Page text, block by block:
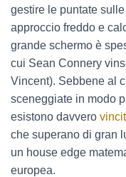
gestire le puntate
approccio freddo e
grande schermo è
cui Sean Connery
Vincent). Sebbene al
sceneggiate in modo
esistono davvero
che superano di gran
un house edge
europea.